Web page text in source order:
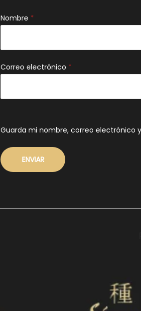
Nombre *
Correo electrónico *
Guarda mi nombre, correo electrónico